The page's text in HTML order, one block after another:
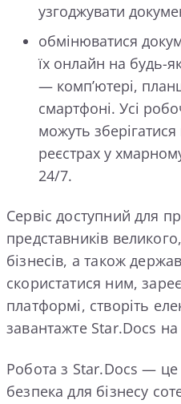
узгоджувати
обмінюватися
їх онлайн на будь-
— комп’ютері,
смартфоні. Усі
можуть
реєстрах у
24/7.
Сервіс доступний для
представників
бізнесів, а також
скористатися ним,
платформі, створіть
завантажте Star.Docs
Робота з Star.Docs —
безпека для бізнесу